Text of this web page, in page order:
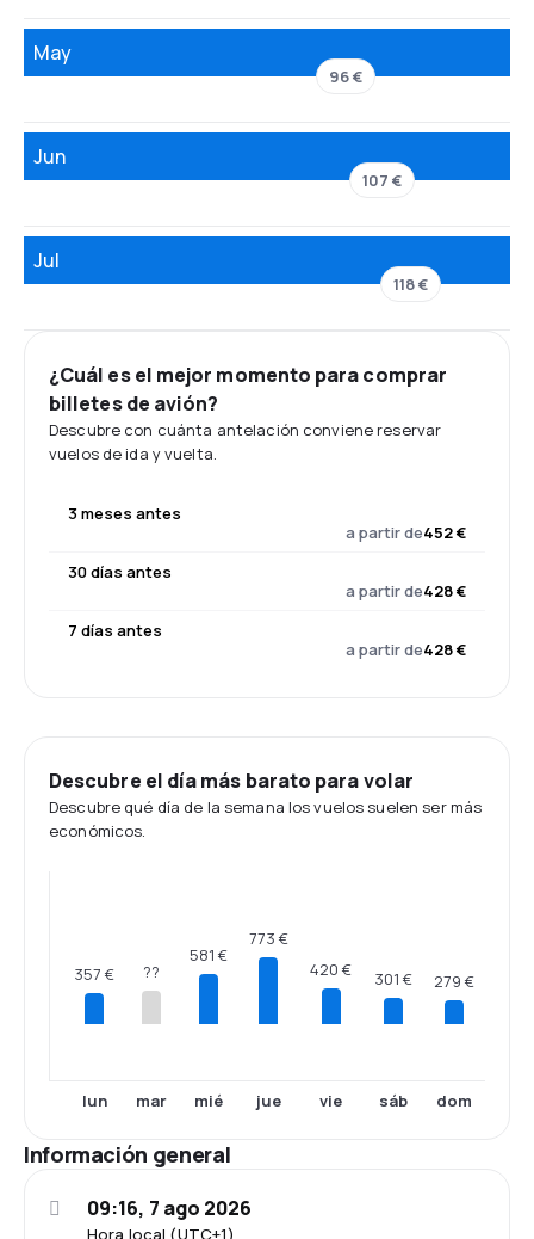
May
96 €
Jun
107 €
Jul
118 €
¿Cuál es el mejor momento para comprar
billetes de avión?
Descubre con cuánta antelación conviene reservar
vuelos de ida y vuelta.
3 meses antes
a partir de452 €
30 días antes
a partir de428 €
7 días antes
a partir de428 €
Descubre el día más barato para volar
Descubre qué día de la semana los vuelos suelen ser más
económicos.
357 €
lun
??
mar
581 €
mié
773 €
jue
420 €
vie
301 €
sáb
279 €
dom
Información general
Hora local (UTC+1)
09:16, 7 ago 2026